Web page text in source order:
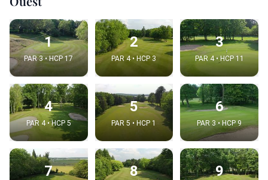
1
PAR 3 • HCP 17
2
PAR 4 • HCP 3
3
PAR 4 • HCP 11
4
PAR 4 • HCP 5
5
PAR 5 • HCP 1
6
PAR 3 • HCP 9
7 8 9